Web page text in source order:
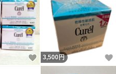
いいね！
3,500 円